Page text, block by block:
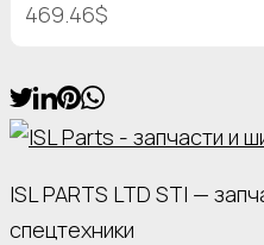
469.46$
ISL PARTS LTD STI —
спецтехники